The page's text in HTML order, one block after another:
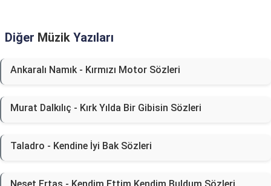
Diğer Müzik Yazıları
Ankaralı Namık - Kırmızı Motor Sözleri
Murat Dalkılıç - Kırk Yılda Bir Gibisin Sözleri
Taladro - Kendine İyi Bak Sözleri